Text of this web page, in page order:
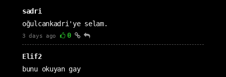
sadri
oğulcankadri'ye selam.
3 days ago 0
Elif2
bunu okuyan gay